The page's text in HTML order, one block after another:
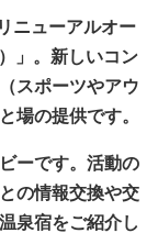
ニューアルオー
」。新しいコン
スポーツやアウ
場の提供です。
ーです。活動の
の情報交換や交
泉宿をご紹介し